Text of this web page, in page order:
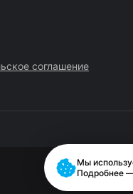
соглашение
Мы
Подробнее